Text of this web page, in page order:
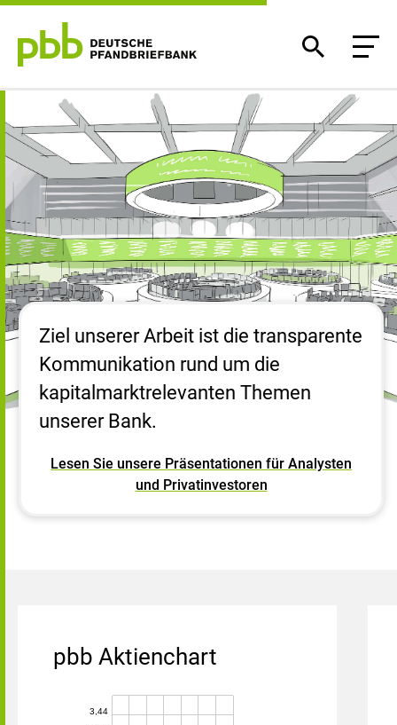
Investoren
Ziel unserer Arbeit ist die transparente
Kommunikation rund um die
kapitalmarktrelevanten Themen
unserer Bank.
Lesen Sie unsere Präsentationen für Analysten
und Privatinvestoren
pbb Aktienchart